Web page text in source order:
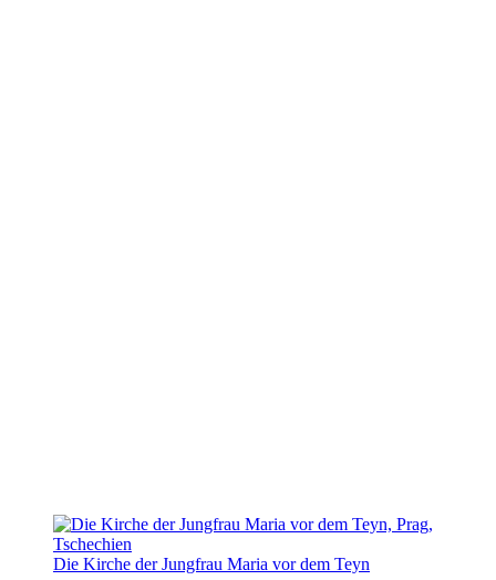
Die Kirche der Jungfrau Maria vor dem Teyn